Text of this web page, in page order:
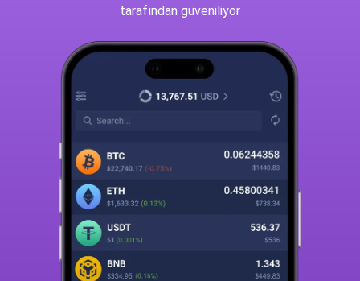
tarafından güveniliyor